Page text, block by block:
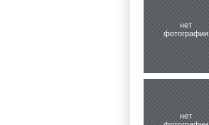
нет
фотографии
нет